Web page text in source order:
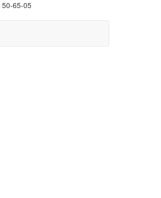
50-65-05